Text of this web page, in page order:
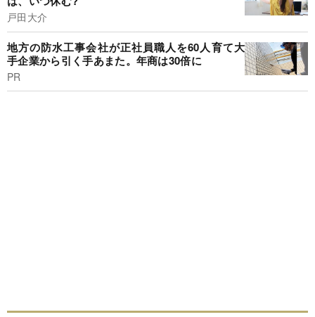
戸田大介
地方の防水工事会社が正社員職人を60人育て大
手企業から引く手あまた。年商は30倍に
PR